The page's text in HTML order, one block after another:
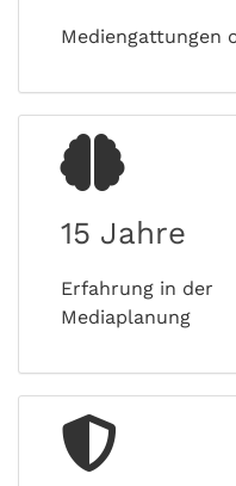
Mediengattungen
15 Jahre
Erfahrung in der
Mediaplanung